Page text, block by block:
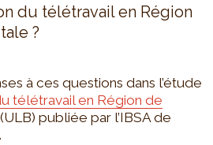
du télétravail en Région
?
à ces questions dans l’étude
télétravail en Région de
publiée par l’IBSA de